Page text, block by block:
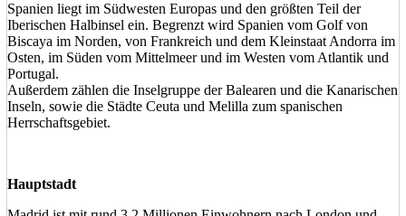
Spanien liegt im Südwesten Europas und den größten Teil der
Iberischen Halbinsel ein. Begrenzt wird Spanien vom Golf von
Biscaya im Norden, von Frankreich und dem Kleinstaat Andorra im
Osten, im Süden vom Mittelmeer und im Westen vom Atlantik und
Portugal.
Außerdem zählen die Inselgruppe der Balearen und die Kanarischen
Inseln, sowie die Städte Ceuta und Melilla zum spanischen
Herrschaftsgebiet.
Hauptstadt